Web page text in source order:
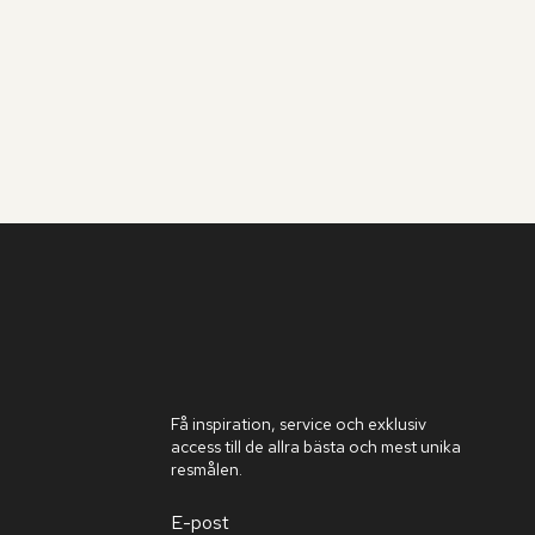
Få inspiration, service och exklusiv
access till de allra bästa och mest unika
resmålen.
E-post